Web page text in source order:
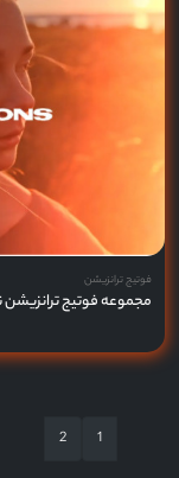
فوتیج ترانزیشن
مجموعه فوتیج ترانزیشن
1
2